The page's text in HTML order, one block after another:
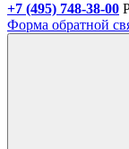
+7 (495) 748-38-00
Форма обратной